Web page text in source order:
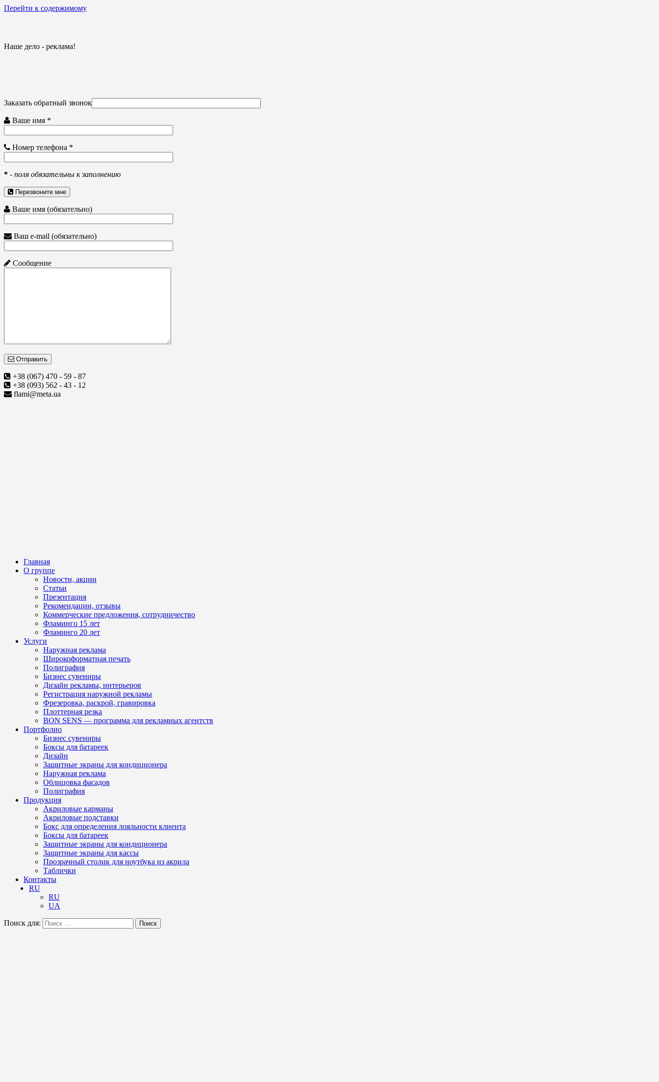
Перейти к содержимому
Наше дело - реклама!
Заказать обратный звонок
Ваше имя *
Номер телефона *
* - поля обязательны к заполнению
Перезвоните мне
Ваше имя (обязательно)
Ваш e-mail (обязательно)
Сообщение
Отправить
+38 (067) 470 - 59 - 87
+38 (093) 562 - 43 - 12
flami@meta.ua
Главная
О группе
Новости, акции
Статьи
Презентация
Рекомендации, отзывы
Коммерческие предложения, сотрудничество
Фламинго 15 лет
Фламинго 20 лет
Услуги
Наружная реклама
Широкоформатная печать
Полиграфия
Бизнес сувениры
Дизайн рекламы, интерьеров
Регистрация наружной рекламы
Фрезеровка, раскрой, гравировка
Плоттерная резка
BON SENS — программа для рекламных агентств
Портфолио
Бизнес сувениры
Боксы для батареек
Дизайн
Защитные экраны для кондиционера
Наружная реклама
Облицовка фасадов
Полиграфия
Продукция
Акриловые карманы
Акриловые подставки
Бокс для определения лояльности клиента
Боксы для батареек
Защитные экраны для кондиционера
Защитные экраны для кассы
Прозрачный столик для ноутбука из акрила
Таблички
Контакты
RU
RU
UA
Поиск для: Поиск